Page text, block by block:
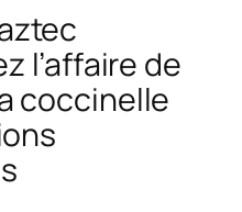
l’affaire de
coccinelle